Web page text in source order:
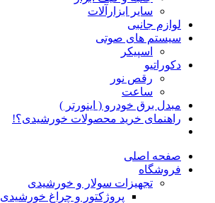
سایر ابزارآلات
لوازم جانبی
سیستم های صوتی
اسپیکر
دکوراتیو
رقص نور
ساعت
مبدل برق خودرو ( اینورتر )
راهنمای خرید محصولات خورشیدی؟!
صفحه اصلی
فروشگاه
تجهیزات سولار و خورشیدی
پروژکتور و چراغ خورشیدی